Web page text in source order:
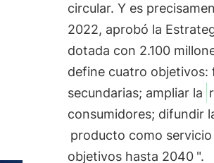
circular. Y es
2022, aprobó la
dotada con 2.100
define cuatro objetivos:
secundarias; ampliar la
consumidores; difundir
producto como servicio
objetivos hasta 2040 ".